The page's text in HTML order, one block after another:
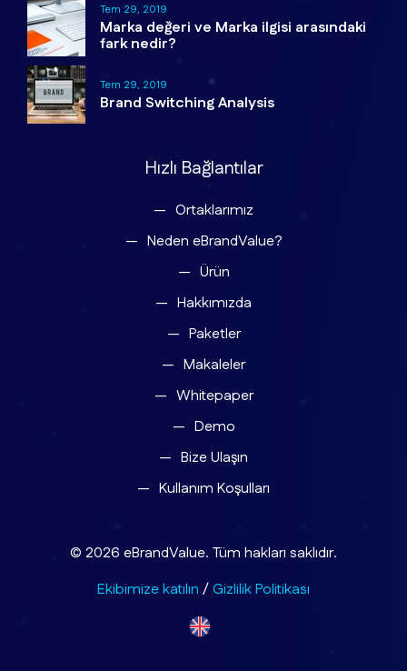
Tem 29, 2019
Marka değeri ve Marka ilgisi arasındaki
fark nedir?
Tem 29, 2019
Brand Switching Analysis
Hızlı Bağlantılar
Ortaklarımız
Neden eBrandValue?
Ürün
Hakkımızda
Paketler
Makaleler
Whitepaper
Demo
Bize Ulaşın
Kullanım Koşulları
© 2026 eBrandValue. Tüm hakları saklıdır.
Ekibimize katılın /Gizlilik Politikası